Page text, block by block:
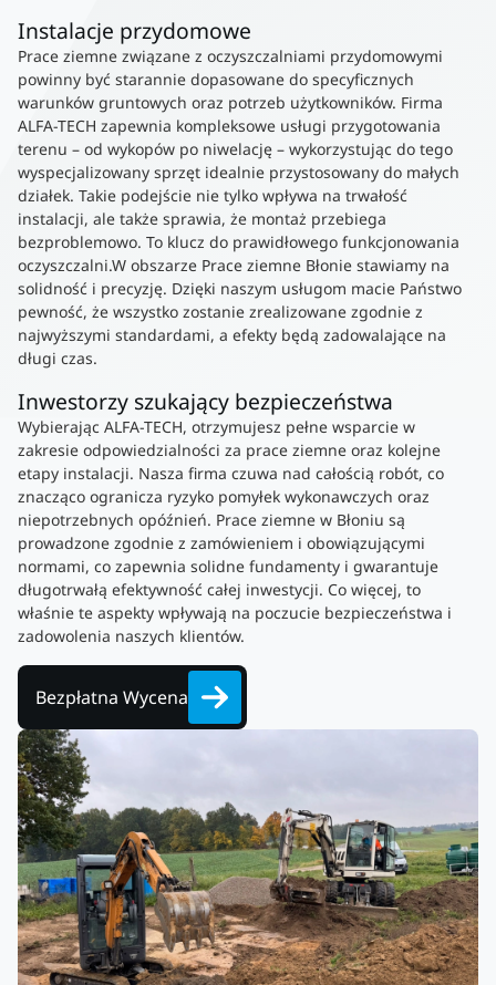
Instalacje przydomowe
Prace ziemne związane z oczyszczalniami przydomowymi
powinny być starannie dopasowane do specyficznych
warunków gruntowych oraz potrzeb użytkowników. Firma
ALFA-TECH zapewnia kompleksowe usługi przygotowania
terenu – od wykopów po niwelację – wykorzystując do tego
wyspecjalizowany sprzęt idealnie przystosowany do małych
działek. Takie podejście nie tylko wpływa na trwałość
instalacji, ale także sprawia, że montaż przebiega
bezproblemowo. To klucz do prawidłowego funkcjonowania
oczyszczalni.W obszarze Prace ziemne Błonie stawiamy na
solidność i precyzję. Dzięki naszym usługom macie Państwo
pewność, że wszystko zostanie zrealizowane zgodnie z
najwyższymi standardami, a efekty będą zadowalające na
długi czas.
Inwestorzy szukający bezpieczeństwa
Wybierając ALFA-TECH, otrzymujesz pełne wsparcie w
zakresie odpowiedzialności za prace ziemne oraz kolejne
etapy instalacji. Nasza firma czuwa nad całością robót, co
znacząco ogranicza ryzyko pomyłek wykonawczych oraz
niepotrzebnych opóźnień. Prace ziemne w Błoniu są
prowadzone zgodnie z zamówieniem i obowiązującymi
normami, co zapewnia solidne fundamenty i gwarantuje
długotrwałą efektywność całej inwestycji. Co więcej, to
właśnie te aspekty wpływają na poczucie bezpieczeństwa i
zadowolenia naszych klientów.
Bezpłatna Wycena